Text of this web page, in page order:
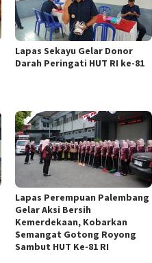
Lapas Sekayu Gelar Donor
Darah Peringati HUT RI ke-81
Lapas Perempuan Palembang
Gelar Aksi Bersih
Kemerdekaan, Kobarkan
Semangat Gotong Royong
Sambut HUT Ke-81 RI